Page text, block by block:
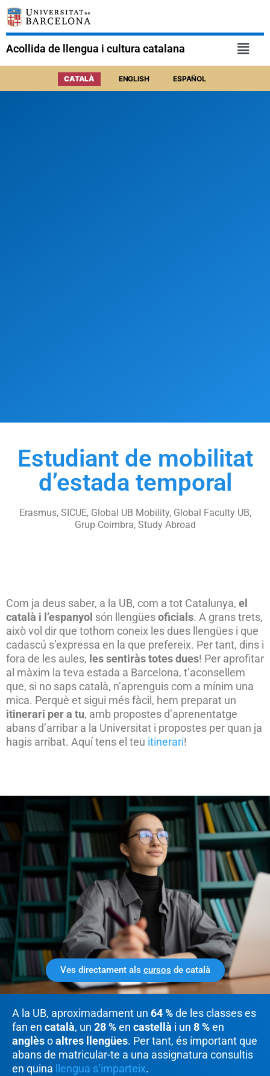
Acollida de llengua i cultura catalana
Estudiant de mobilitat
d’estada temporal
Erasmus, SICUE, Global UB Mobility, Global Faculty UB,
Grup Coimbra, Study Abroad
Com ja deus saber, a la UB, com a tot Catalunya, el
català i l’espanyol són llengüesoficials. A grans trets,
això vol dir que tothom coneix les dues llengües i que
cadascú s’expressa en la que prefereix. Per tant, dins i
fora de les aules, les sentiràs totes dues! Per aprofitar
al màxim la teva estada a Barcelona, t’aconsellem
que, si no saps català, n’aprenguis com a mínim una
mica. Perquè et sigui més fàcil, hem preparat un
itinerari per a tu, amb propostes d’aprenentatge
abans d’arribar a la Universitat i propostes per quan ja
hagis arribat. Aquí tens el teu itinerari!
Ves directament als cursos de català
A la UB, aproximadament un 64 %de les classes es
fan en català, un 28 %en castellà i un 8 %en
anglèsoaltres llengües. Per tant, és important que
abans de matricular-te a una assignatura consultis
en quina
llengua s’imparteix.